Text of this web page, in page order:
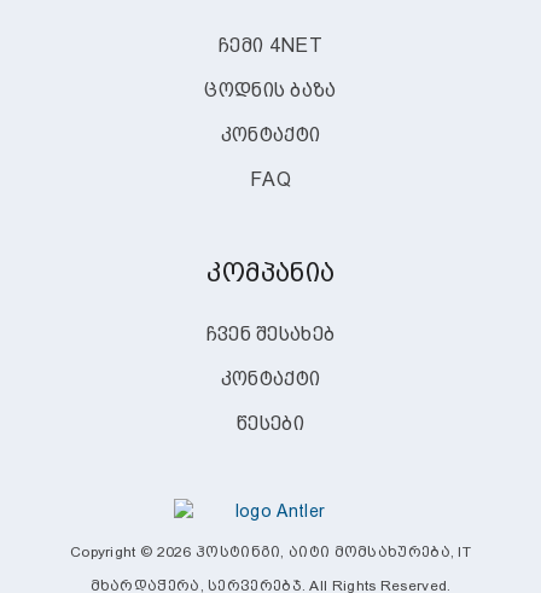
ჩემი 4NET
ცოდნის ბაზა
კონტაქტი
FAQ
კომპანია
ჩვენ შესახებ
კონტაქტი
წესები
Copyright © 2026 ჰოსტინგი, აიტი მომსახურება, IT
მხარდაჭერა, სერვერებჯ. All Rights Reserved.